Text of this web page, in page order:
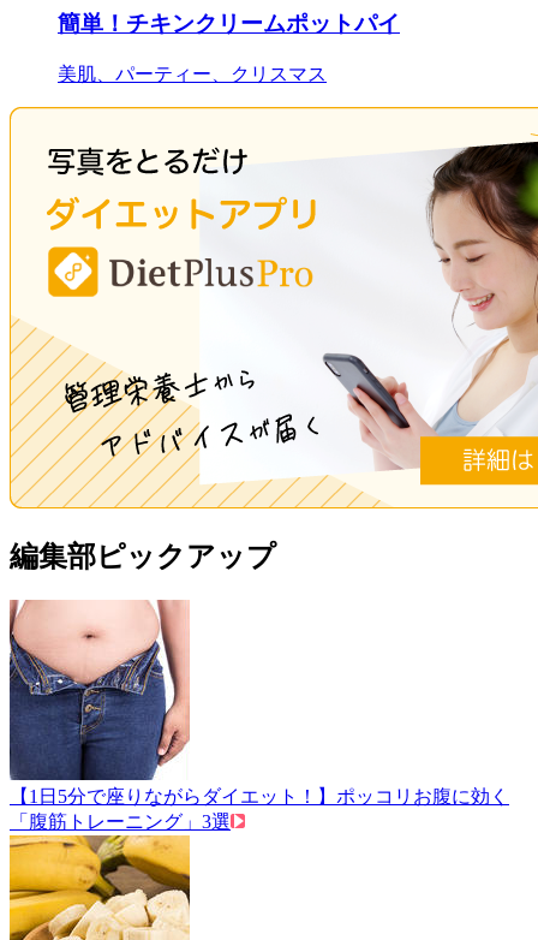
簡単！チキンクリームポットパイ
美肌、パーティー、クリスマス
編集部ピックアップ
【1日5分で座りながらダイエット！】ポッコリお腹に効く
「腹筋トレーニング」3選